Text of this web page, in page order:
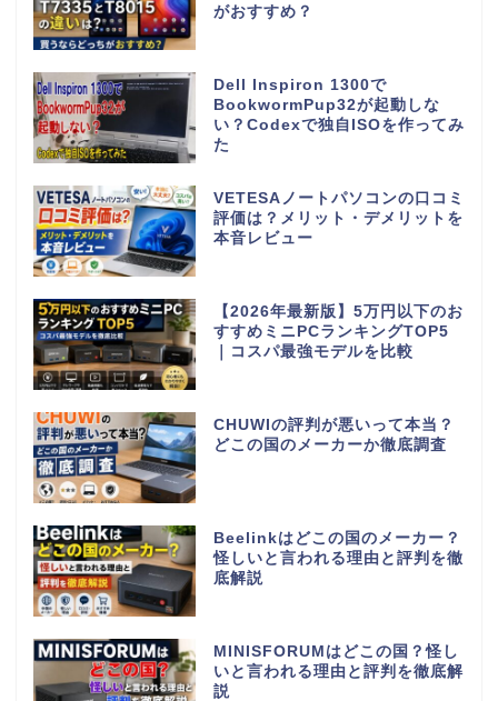
がおすすめ？
Dell Inspiron 1300で
BookwormPup32が起動しな
い？Codexで独自ISOを作ってみ
た
VETESAノートパソコンの口コミ
評価は？メリット・デメリットを
本音レビュー
【2026年最新版】5万円以下のお
すすめミニPCランキングTOP5
｜コスパ最強モデルを比較
CHUWIの評判が悪いって本当？
どこの国のメーカーか徹底調査
Beelinkはどこの国のメーカー？
怪しいと言われる理由と評判を徹
底解説
MINISFORUMはどこの国？怪し
いと言われる理由と評判を徹底解
説